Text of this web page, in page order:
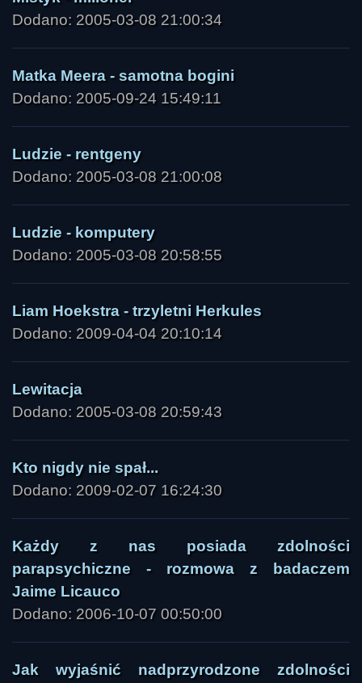
Dodano: 2005-03-08 21:00:34
Matka Meera - samotna bogini
Dodano: 2005-09-24 15:49:11
Ludzie - rentgeny
Dodano: 2005-03-08 21:00:08
Ludzie - komputery
Dodano: 2005-03-08 20:58:55
Liam Hoekstra - trzyletni Herkules
Dodano: 2009-04-04 20:10:14
Lewitacja
Dodano: 2005-03-08 20:59:43
Kto nigdy nie spał...
Dodano: 2009-02-07 16:24:30
Każdy z nas posiada zdolności
parapsychiczne - rozmowa z badaczem
Jaime Licauco
Dodano: 2006-10-07 00:50:00
Jak wyjaśnić nadprzyrodzone zdolności